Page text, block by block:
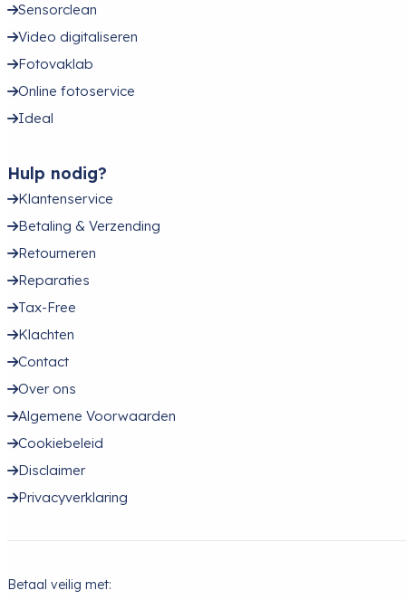
Sensorclean
Video digitaliseren
Fotovaklab
Online fotoservice
Ideal
Hulp nodig?
Klantenservice
Betaling & Verzending
Retourneren
Reparaties
Tax-Free
Klachten
Contact
Over ons
Algemene Voorwaarden
Cookiebeleid
Disclaimer
Privacyverklaring
Betaal veilig met: